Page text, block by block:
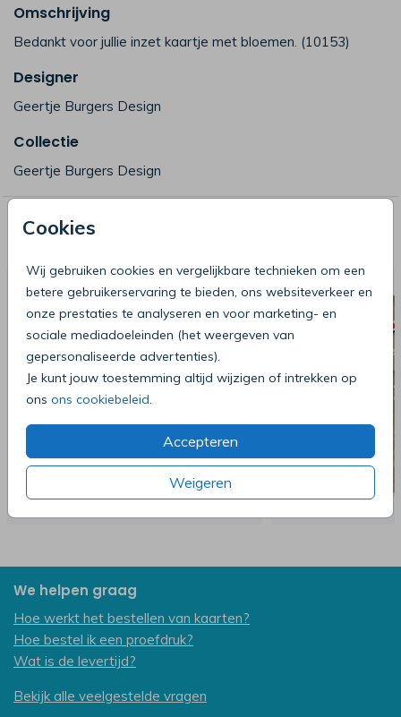
Cookies
Wij gebruiken cookies en vergelijkbare technieken om een
betere gebruikerservaring te bieden, ons websiteverkeer en
onze prestaties te analyseren en voor marketing- en
sociale mediadoeleinden (het weergeven van
gepersonaliseerde advertenties).
Je kunt jouw toestemming altijd wijzigen of intrekken op
ons ons cookiebeleid
Accepteren
Weigeren
Omschrijving
Bedankt voor jullie inzet kaartje met bloemen. (10153)
Designer
Geertje Burgers Design
Collectie
Geertje Burgers Design
Deze producten zijn wellicht ook iets
We helpen graag
Hoe werkt het bestellen van kaarten?
Hoe bestel ik een proefdruk?
Wat is de levertijd?
Bekijk alle veelgestelde vragen